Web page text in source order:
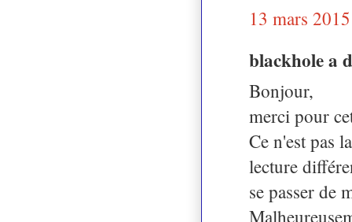
13 mars
blackhole a
Bonjour,
merci pour
Ce n'est pas
lecture
se passer de